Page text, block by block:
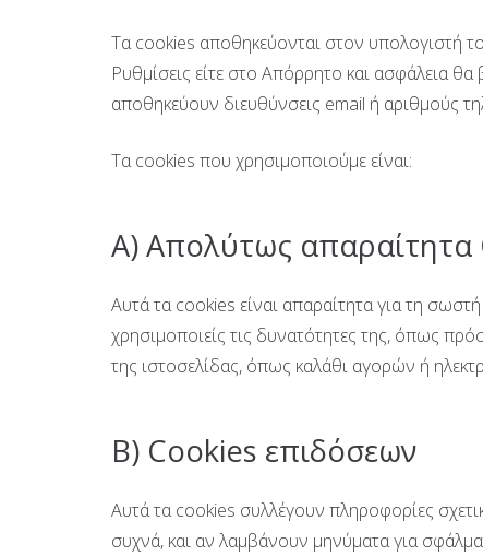
Τα cookies αποθηκεύονται στον υπολογιστή
Ρυθμίσεις είτε στο Απόρρητο και ασφάλεια
αποθηκεύουν διευθύνσεις email ή αριθμούς
Τα cookies που χρησιμοποιούμε είναι:
Α) Απολύτως απαραίτητα
Αυτά τα cookies είναι απαραίτητα για τη
χρησιμοποιείς τις δυνατότητες της, όπως
της ιστοσελίδας, όπως καλάθι αγορών ή
Β) Cookies επιδόσεων
Αυτά τα cookies συλλέγουν πληροφορίες
συχνά, και αν λαμβάνουν μηνύματα για